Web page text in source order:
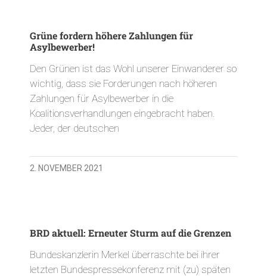
Grüne fordern höhere Zahlungen für
Asylbewerber!
Den Grünen ist das Wohl unserer Einwanderer so
wichtig, dass sie Forderungen nach höheren
Zahlungen für Asylbewerber in die
Koalitionsverhandlungen eingebracht haben.
Jeder, der deutschen
2. NOVEMBER 2021
BRD aktuell: Erneuter Sturm auf die Grenzen
Bundeskanzlerin Merkel überraschte bei ihrer
letzten Bundespressekonferenz mit (zu) späten